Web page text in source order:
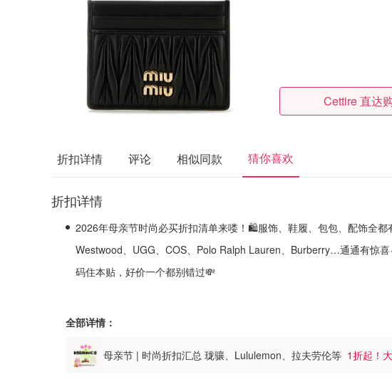
Cettire 直达
折扣详情 评论 相似同款 猜你喜欢
折扣详情
2026年母亲节时尚必买折扣清单来喽！🛍️服饰、鞋履、包包、配饰全
Westwood、UGG、COS、Polo Ralph Lauren、Burberry…通通有惊喜
码住本贴，好价一个都别错过💸
全部详情：
母亲节 | 时尚折扣汇总 珑骧、Lululemon、拉夫劳伦等 1折起！